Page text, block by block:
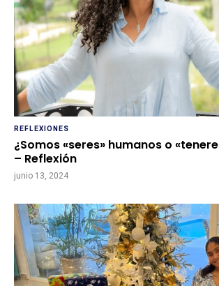
REFLEXIONES
¿Somos «seres» humanos o
– Reflexión
junio 13, 2024